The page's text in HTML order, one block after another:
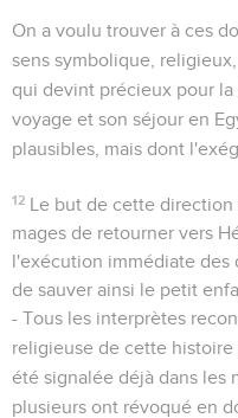
On a voulu trouver à ces
sens symbolique,
qui devint précieux pour la
voyage et son séjour en
plausibles, mais dont
12 Le but de cette
mages de retourner vers
l'exécution immédiate des
de sauver ainsi le petit
- Tous les interprètes
religieuse de cette
été signalée déjà dans les
plusieurs ont révoqué en